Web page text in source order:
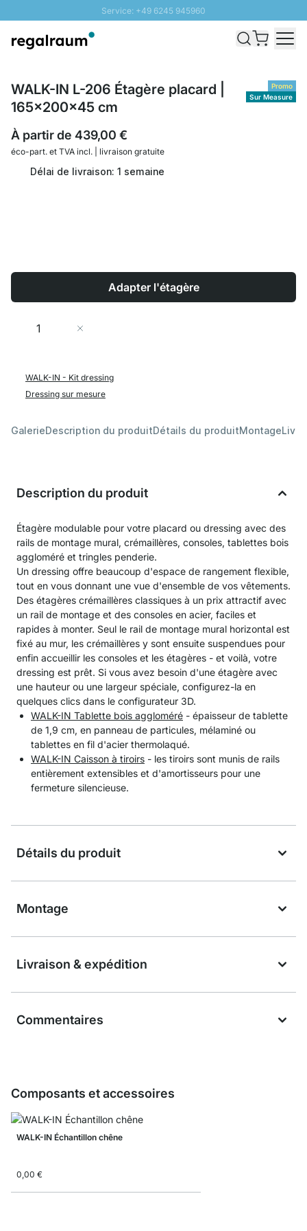
Service: +49 6245 945960
Livraison rapide - Livraison gratuite dès 100€
Promo
Sur Measure
WALK-IN L-206 Étagère placard |
165x200x45 cm
À partir de 439,00 €
éco-part. et TVA incl. | livraison gratuite
Délai de livraison: 1 semaine
Adapter l'étagère
Quantité
WALK-IN - Kit dressing
Dressing sur mesure
GalerieDescription du produitDétails du produitMontage
Description du produit
Étagère modulable pour votre placard ou dressing avec des
rails de montage mural, crémaillères, consoles, tablettes bois
aggloméré et tringles penderie.
Un dressing offre beaucoup d'espace de rangement flexible,
tout en vous donnant une vue d'ensemble de vos vêtements.
Des étagères crémaillères classiques à un prix attractif avec
un rail de montage et des consoles en acier, faciles et
rapides à monter. Seul le rail de montage mural horizontal est
fixé au mur, les crémaillères y sont ensuite suspendues pour
enfin accueillir les consoles et les étagères - et voilà, votre
dressing est prêt. Si vous avez besoin d'une étagère avec
une hauteur ou une largeur spéciale, configurez-la en
quelques clics dans le configurateur 3D.
WALK-IN Tablette bois aggloméré - épaisseur de tablette
de 1,9 cm, en panneau de particules, mélaminé ou
tablettes en fil d'acier thermolaqué.
WALK-IN Caisson à tiroirs - les tiroirs sont munis de rails
entièrement extensibles et d'amortisseurs pour une
fermeture silencieuse.
Détails du produit
Montage
Livraison & expédition
Commentaires
Composants et accessoires
WALK-IN Échantillon chêne
0,00 €